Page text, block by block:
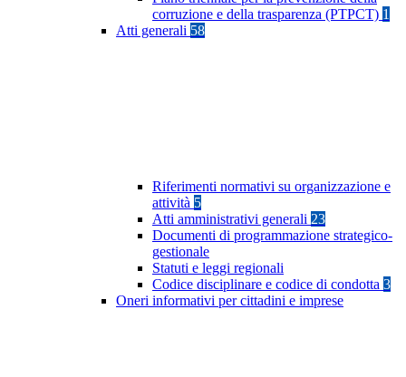
corruzione e della trasparenza (PTPCT) 1
Atti generali 58
Riferimenti normativi su organizzazione e
attività 5
Atti amministrativi generali 23
Documenti di programmazione strategico-
gestionale
Statuti e leggi regionali
Codice disciplinare e codice di condotta 3
Oneri informativi per cittadini e imprese